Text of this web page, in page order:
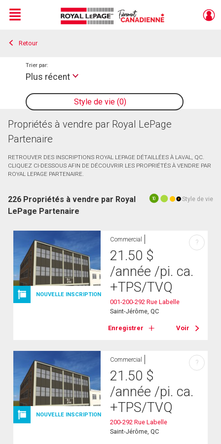
Live
En Direct
Menu
Retour
Style de vie 0
Trier par:
Plus récent
Propriétés à vendre par Royal LePage
Partenaire
RETROUVER DES INSCRIPTIONS ROYAL LEPAGE DÉTAILLÉES À LAVAL, QC.
CLIQUEZ CI-DESSOUS AFIN DE DÉCOUVRIR LES PROPRIÉTÉS À VENDRE PAR
ROYAL LEPAGE PARTENAIRE.
10 Style de vie
226 Propriétés à vendre par Royal
LePage Partenaire
NOUVELLE INSCRIPTION
Commercial
21.50 $
/année /pi. ca.
+TPS/TVQ
001-200-292 Rue Labelle
Saint-Jérôme, QC
Enregistrer Voir
?
NOUVELLE INSCRIPTION
Commercial
21.50 $
/année /pi. ca.
+TPS/TVQ
200-292 Rue Labelle
Saint-Jérôme, QC
?